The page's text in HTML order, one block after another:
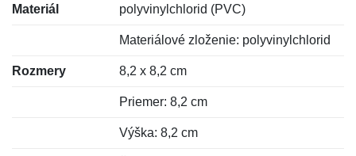
Materiál polyvinylchlorid (PVC)
Materiálové zloženie: polyvinylchlorid
Rozmery 8,2 x 8,2 cm
Priemer: 8,2 cm
Výška: 8,2 cm